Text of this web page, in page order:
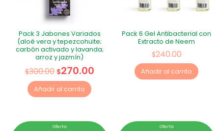
Pack 3 Jabones Variados
(aloé vera y tepezcohuite;
carbón activado y lavanda;
arroz y jazmín)
$300.00 $270.00
Añadir al carrito
Pack 6 Gel Antibacterial con
Extracto de Neem
$240.00
Añadir al carrito
Oferta Oferta